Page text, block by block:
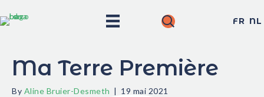
FR NL
Ma Terre Première
By Aline Bruier-Desmeth | 19 mai 2021